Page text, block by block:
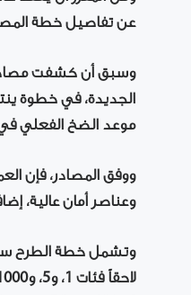
عن تفاصيل خطة
وسبق أن كشفت مصادر
الجديدة، في خطوة
موعد الضخ الفعلي
ووفق المصادر، فإن
وعناصر أمان عالية،